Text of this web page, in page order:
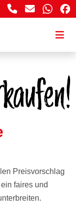
Preisvorschlag
faires und